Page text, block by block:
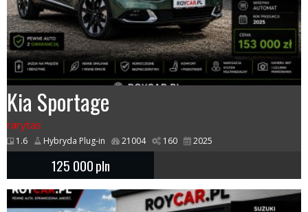
Kia Sportage
rarytas
1.6 Hybryda Plug-in 21004 160 2025
125 000pln